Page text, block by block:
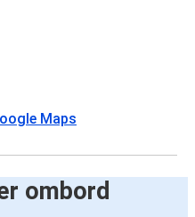
Maps
ombord